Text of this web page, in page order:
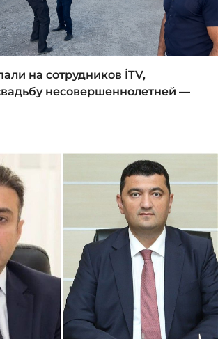
на сотрудников İTV,
несовершеннолетней —